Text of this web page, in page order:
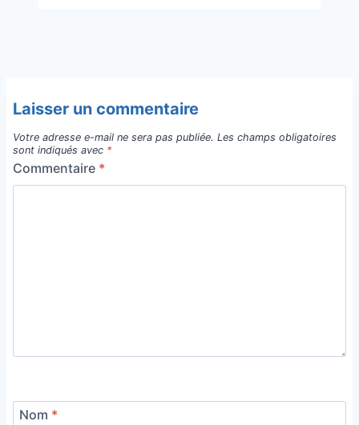
Laisser un commentaire
Votre adresse e-mail ne sera pas publiée. Les champs obligatoires
sont indiqués avec *
Commentaire *
Nom *